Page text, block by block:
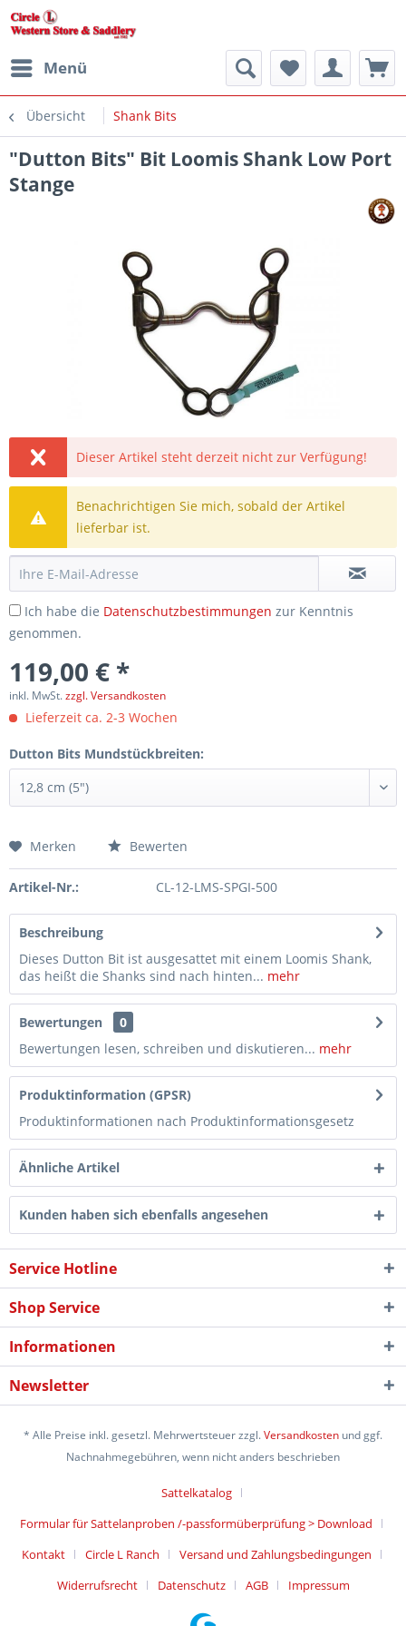
Menü
Übersicht Shank Bits
"Dutton Bits" Bit Loomis Shank Low Port
Stange
Dieser Artikel steht derzeit nicht zur Verfügung!
Benachrichtigen Sie mich, sobald der Artikel
lieferbar ist.
Ich habe die Datenschutzbestimmungen zur Kenntnis
genommen.
119,00 € *
inkl. MwSt.zzgl. Versandkosten
Lieferzeit ca. 2-3 Wochen
Dutton Bits Mundstückbreiten:
Merken Bewerten
Artikel-Nr.: CL-12-LMS-SPGI-500
Beschreibung
Dieses Dutton Bit ist ausgesattet mit einem Loomis Shank,
das heißt die Shanks sind nach hinten... mehr
Bewertungen
0
Bewertungen lesen, schreiben und diskutieren... mehr
Produktinformation (GPSR)
Produktinformationen nach Produktinformationsgesetz
Ähnliche Artikel
Kunden haben sich ebenfalls angesehen
Service Hotline
Shop Service
Informationen
Newsletter
* Alle Preise inkl. gesetzl. Mehrwertsteuer zzgl.Versandkosten und ggf.
Nachnahmegebühren, wenn nicht anders beschrieben
Sattelkatalog
Formular für Sattelanproben /-passformüberprüfung > Download
Kontakt
Circle L Ranch
Versand und Zahlungsbedingungen
Widerrufsrecht
Datenschutz AGB Impressum